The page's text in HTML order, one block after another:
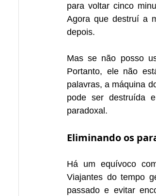
para voltar cinco
Agora que destruí a
depois.
Mas se não posso
Portanto, ele não
palavras, a máquina
pode ser destruída
paradoxal.
Eliminando os
Há um equívoco
Viajantes do tempo
passado e evitar